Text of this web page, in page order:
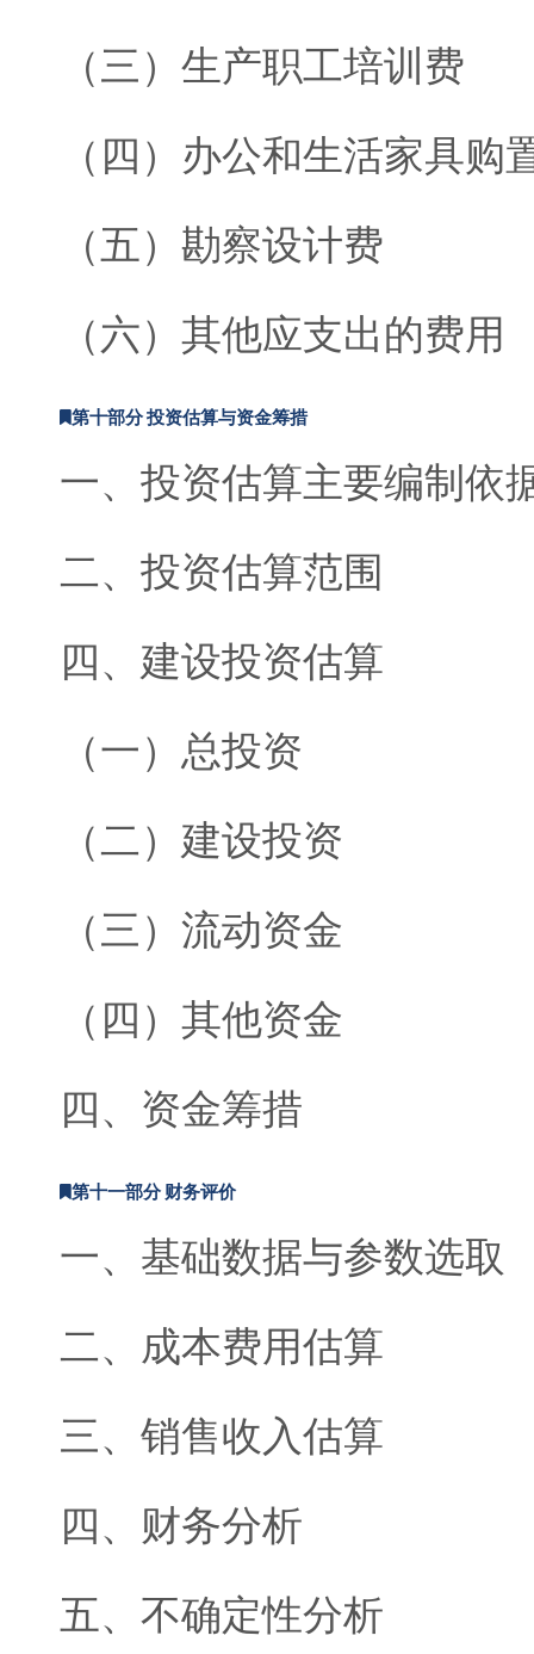
（三）生产职工培训费
（四）办公和生活家具购
（五）勘察设计费
（六）其他应支出的费用
第十部分 投资估算与资金筹措
一、投资估算主要编制依
二、投资估算范围
四、建设投资估算
（一）总投资
（二）建设投资
（三）流动资金
（四）其他资金
四、资金筹措
第十一部分 财务评价
一、基础数据与参数选取
二、成本费用估算
三、销售收入估算
四、财务分析
五、不确定性分析